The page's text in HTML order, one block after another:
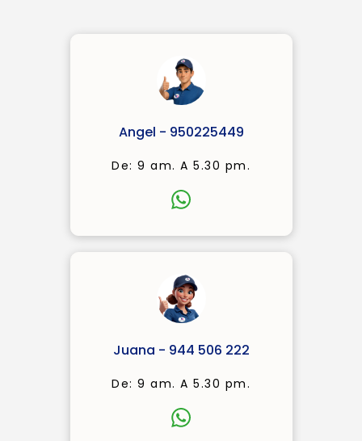
Angel - 950225449
De: 9 am. A 5.30 pm.
Juana - 944 506 222
De: 9 am. A 5.30 pm.